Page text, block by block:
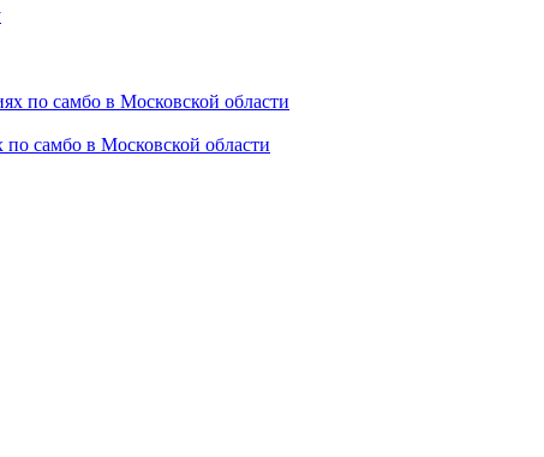
самбо в Московской области